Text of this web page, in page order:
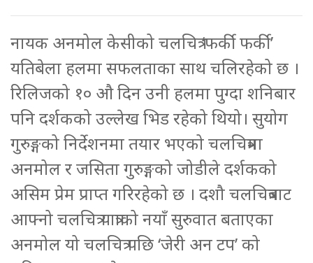
नायक अनमोल केसीको चलचित्र ‘फर्की फर्की’
यतिबेला हलमा सफलताका साथ चलिरहेको छ ।
रिलिजको १० औ दिन उनी हलमा पुग्दा शनिबार
पनि दर्शकको उल्लेख भिड रहेको थियो। सुयोग
गुरुङ्गको निर्देशनमा तयार भएको चलचित्रमा
अनमोल र जसिता गुरुङ्गको जोडीले दर्शकको
असिम प्रेम प्राप्त गरिरहेको छ । दशौ चलचित्रबाट
आफ्नो चलचित्र यात्राको नयाँ सुरुवात बताएका
अनमोल यो चलचित्र पछि ‘जेरी अन टप’ को